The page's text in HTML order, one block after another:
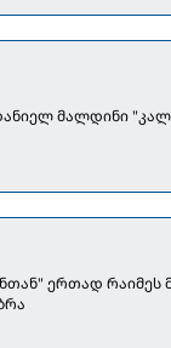
მალდინი
ერთად